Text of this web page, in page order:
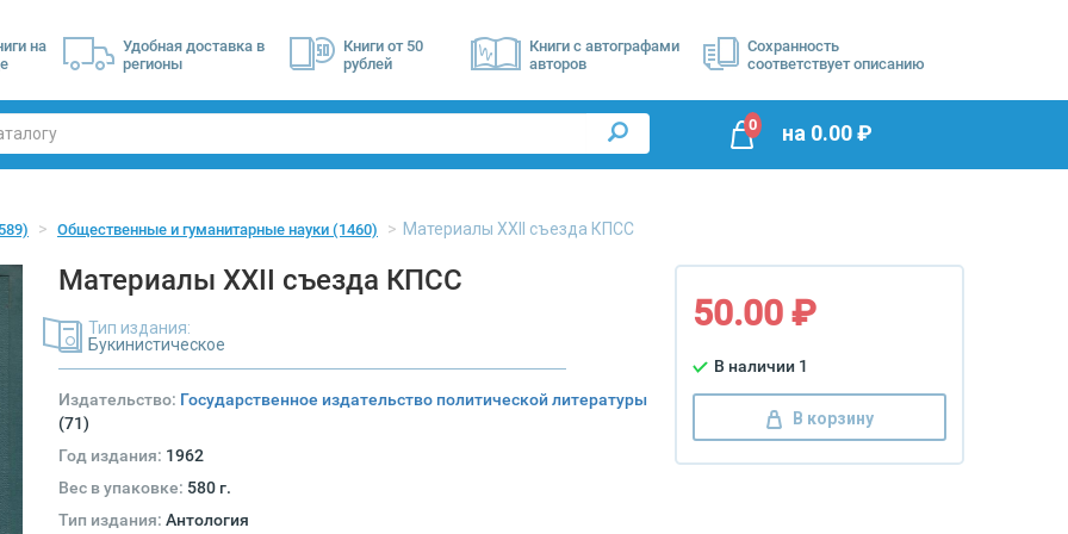
на
Удобная доставка в
регионы
Книги от 50
рублей
Книги с автографами
авторов
Сохранность
соответствует описанию
0 на 0.00₽
Общественные и гуманитарные науки (1460) Материалы XXII съезда КПСС
50.00 ₽
В наличии 1
В корзину
Материалы XXII съезда КПСС
Тип издания:
Букинистическое
Издательство: Государственное издательство политической литературы
(71)
Год издания: 1962
Вес в упаковке: 580 г.
Тип издания: Антология